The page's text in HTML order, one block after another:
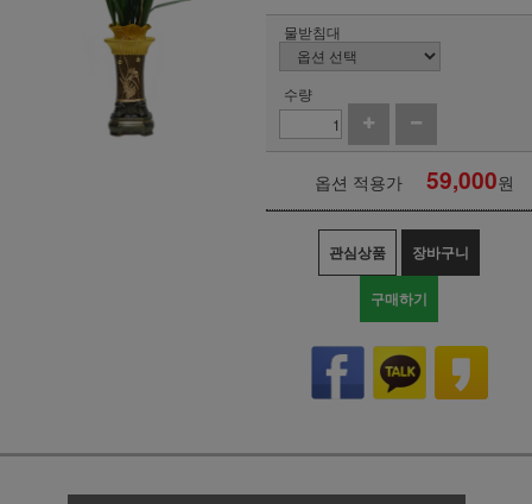
물받침대
수량
옵션 적용가 59,000원
관심상품 장바구니
구매하기